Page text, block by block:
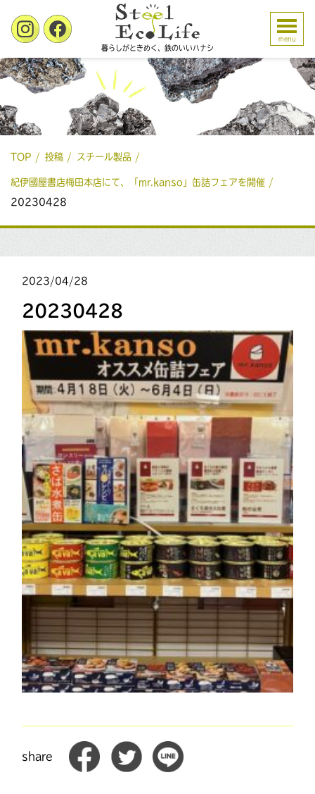
暮らしがときめく、鉄のいいハナシ
menu
TOP 投稿 スチール製品
紀伊國屋書店梅田本店にて、「mr.kanso」缶詰フェアを開催
20230428
2023/04/28
20230428
share